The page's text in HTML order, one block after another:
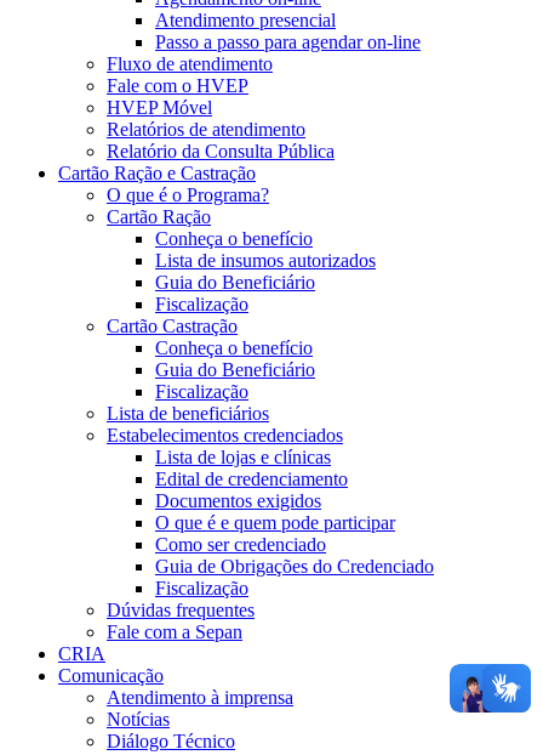
Atendimento presencial
Passo a passo para agendar on-line
Fluxo de atendimento
Fale com o HVEP
HVEP Móvel
Relatórios de atendimento
Relatório da Consulta Pública
Cartão Ração e Castração
O que é o Programa?
Cartão Ração
Conheça o benefício
Lista de insumos autorizados
Guia do Beneficiário
Fiscalização
Cartão Castração
Conheça o benefício
Guia do Beneficiário
Fiscalização
Lista de beneficiários
Estabelecimentos credenciados
Lista de lojas e clínicas
Edital de credenciamento
Documentos exigidos
O que é e quem pode participar
Como ser credenciado
Guia de Obrigações do Credenciado
Fiscalização
Dúvidas frequentes
Fale com a Sepan
CRIA
Comunicação
Atendimento à imprensa
Notícias
Diálogo Técnico